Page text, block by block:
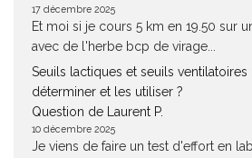
17 décembre 2025
Et moi si je cours 5 km en 19.50 sur
avec de l'herbe bcp de virage...
Seuils lactiques et seuils
déterminer et les utiliser ?
Question de Laurent P.
10 décembre 2025
Je viens de faire un test d'effort en